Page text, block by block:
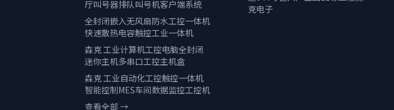
厅叫号器排队叫号机客户端系统
全封闭嵌入无风扇防水工控一体机
快速散热电容触控工业一体机
森克 工业计算机工控电脑全封闭
迷你主机多串口工控主机盒
森克 工业自动化工控触控一体机
智能控制MES车间数据监控工控机
查看全部 →
克电子